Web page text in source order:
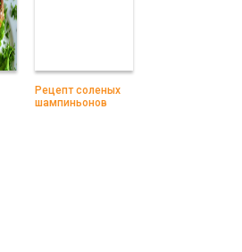
Рецепт соленых
шампиньонов